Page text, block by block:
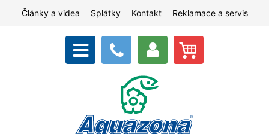
Články a videa Splátky Kontakt Reklamace a servis